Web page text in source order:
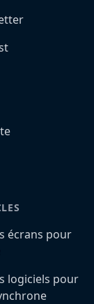
écrans pour
logiciels pour